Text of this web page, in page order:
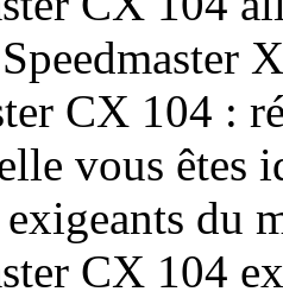
CX 104 :
vous êtes
du
CX 104